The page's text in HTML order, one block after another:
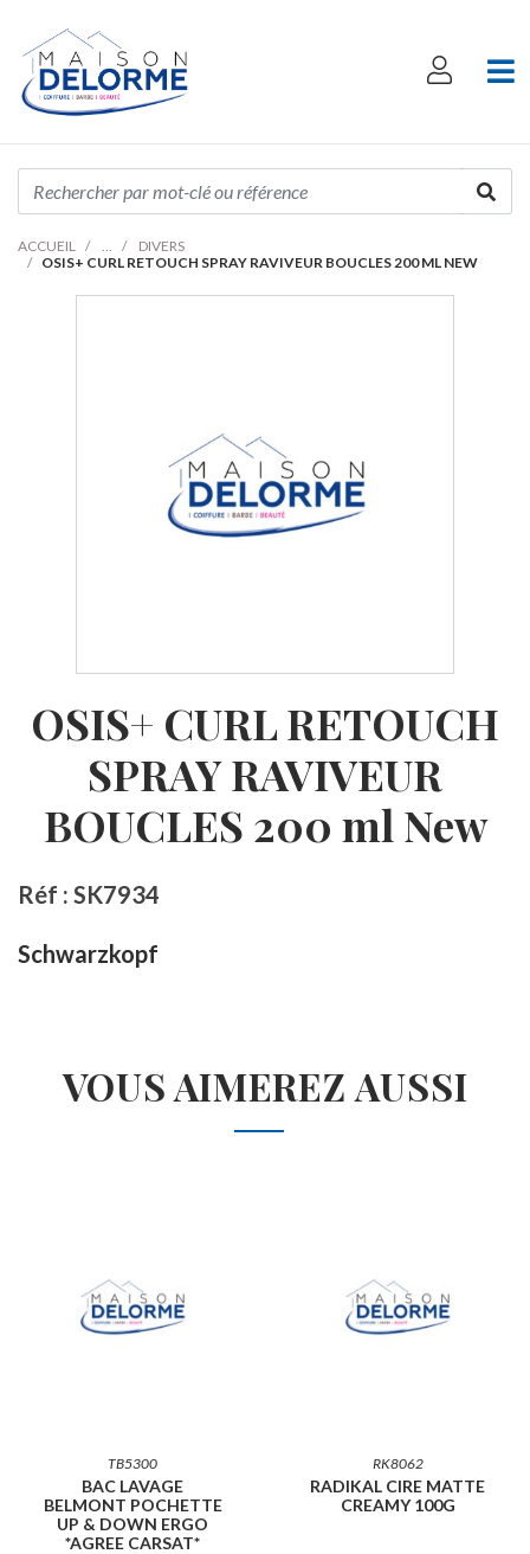
ACCUEIL
DIVERS
OSIS+ CURL RETOUCH SPRAY RAVIVEUR BOUCLES 200 ML NEW
OSIS+ CURL RETOUCH
SPRAY RAVIVEUR
BOUCLES 200 ml New
Réf : SK7934
Schwarzkopf
VOUS AIMEREZ AUSSI
TB5300
BAC LAVAGE
BELMONT POCHETTE
UP & DOWN ERGO
*AGREE CARSAT*
RK8062
RADIKAL CIRE MATTE
CREAMY 100G